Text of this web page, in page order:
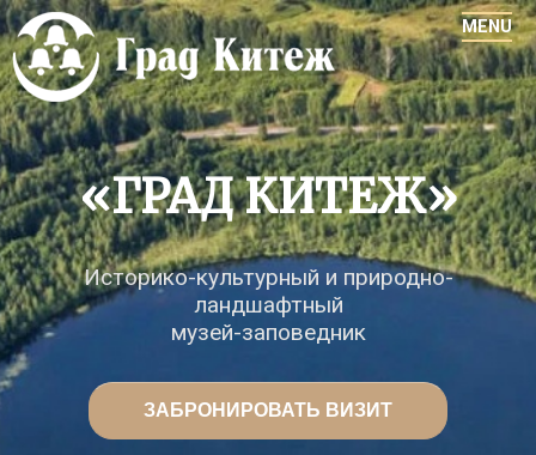
«ГРАД КИТЕЖ»
Историко-культурный и природно-
ландшафтный
музей-заповедник
ЗАБРОНИРОВАТЬ ВИЗИТ